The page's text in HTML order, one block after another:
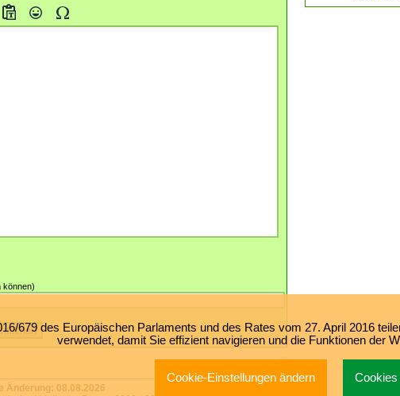
können)
Änderung:
08.08.2026
679 des Europäischen Parlaments und des Rates vom 27. April 2016
verwendet, damit Sie effizient navigieren und die Funktionen der
Cookie-Einstellungen ändern Cookies